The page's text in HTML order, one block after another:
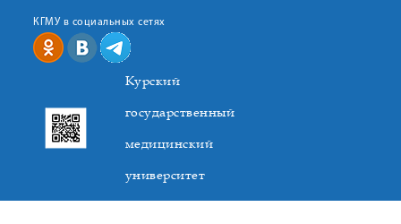
КГМУ в социальных сетях
Курский
государственный
медицинский
университет